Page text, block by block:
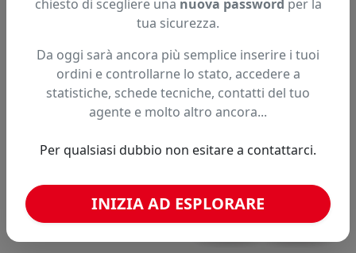
chiesto di scegliere una nuova password per la
tua sicurezza.
Da oggi sarà ancora più semplice inserire i tuoi
ordini e controllarne lo stato, accedere a
statistiche, schede tecniche, contatti del tuo
agente e molto altro ancora...
Per qualsiasi dubbio non esitare a contattarci.
INIZIA AD ESPLORARE